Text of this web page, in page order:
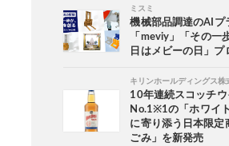
ミスミ
機械部品調達のAIプ
「meviy」「その一
日はメビーの日」プ
キリンホールディングス株
10年連続スコッチ
No.1※1の「ホワイ
に寄り添う日本限定
ごみ」を新発売